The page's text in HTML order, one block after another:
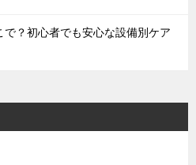
？初心者でも安心な設備別ケア